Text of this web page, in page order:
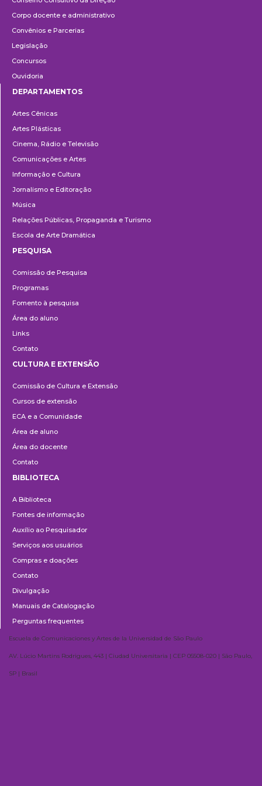
Corpo docente e administrativo
Convênios e Parcerias
Legislação
Concursos
Ouvidoria
DEPARTAMENTOS
Artes Cênicas
Artes Plásticas
Cinema, Rádio e Televisão
Comunicações e Artes
Informação e Cultura
Jornalismo e Editoração
Música
Relações Públicas, Propaganda e Turismo
Escola de Arte Dramática
PESQUISA
Comissão de Pesquisa
Programas
Fomento à pesquisa
Área do aluno
Links
Contato
e
Extensão
CULTURA E EXTENSÃO
Comissão de Cultura e Extensão
Cursos de extensão
ECA e a Comunidade
Área de aluno
Área do docente
Contato
BIBLIOTECA
A Biblioteca
Fontes de informação
Auxílio ao Pesquisador
Serviços aos usuários
Compras e doações
Contato
Divulgação
Manuais de Catalogação
Perguntas frequentes
Escuela de Comunicaciones y Artes de la Universidad de São Paulo
AV. Lúcio Martins Rodrigues, 443 | Ciudad Universitaria | CEP 05508-020 | São Paulo,
SP | Brasil